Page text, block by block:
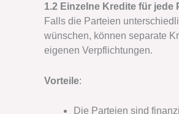
1.2 Einzelne Kredite für jede
Falls die Parteien
wünschen, können separate
eigenen Verpflichtungen.
Vorteile:
Die Parteien sind